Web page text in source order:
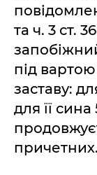
та ч. 3 ст.
під
заставу:
для її
причетних.